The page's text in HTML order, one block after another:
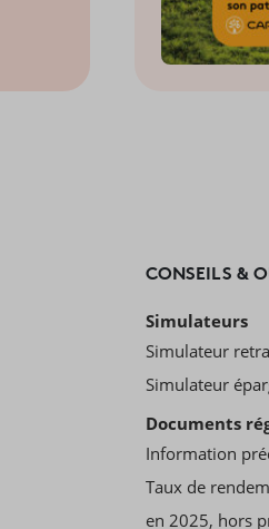
CONSEILS &
Simulateurs
Simulateur
Simulateur
Documents
Information
Taux de
en 2025, hors